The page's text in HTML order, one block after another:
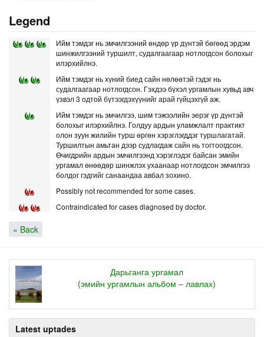
Legend
Ийм тэмдэг нь эмчилгээний өндөр үр дүнтэй бөгөөд эрдэм
шинжилгээний туршилт, судалгаагаар нотлогдсон болохыг
илэрхийлнэ.
Ийм тэмдэг нь хүний биед сайн нөлөөтэй гэдэг нь
судалгаагаар нотлогдсон. Гэхдээ бүхэл ургамлын хувьд авч
үзвэл 3 одтой бүтээгдэхүүнийг арай гүйцэхгүй аж.
Ийм тэмдэг нь эмчилгээ, шим тэжээлийн эерэг үр дүнтэй
болохыг илэрхийлнэ. Голдуу ардын уламжлалт практикт
олон зуун жилийн турш өргөн хэрэглэгддэг туршлагатай.
Туршилтын амьтан дээр судлагдаж сайн нь тогтоогдсон.
Өчигдрийн ардын эмчилгээнд хэрэглэдэг байсан эмийн
ургамал өнөөдөр шинжлэх ухаанаар нотлогдсон эмчилгээ
болдог гэдгийг санаандаа авбал зохино.
Possibly not recommended for some cases.
Contraindicated for cases diagnosed by doctor.
« Back
Дарьганга ургамал
(эмийн ургамлын альбом – лавлах)
Latest uptades